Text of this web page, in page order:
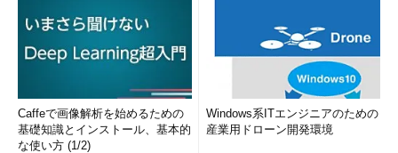
Caffeで画像解析を始めるための
基礎知識とインストール、基本的
な使い方 (1/2)
Windows系ITエンジニアのための
産業用ドローン開発環境